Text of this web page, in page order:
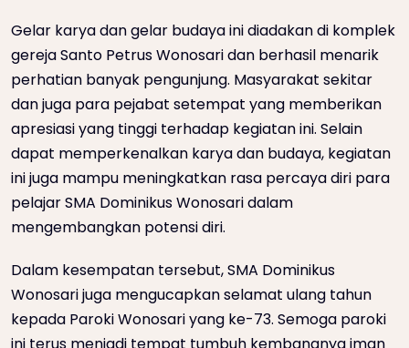
Gelar karya dan gelar budaya ini diadakan di komplek
gereja Santo Petrus Wonosari dan berhasil menarik
perhatian banyak pengunjung. Masyarakat sekitar
dan juga para pejabat setempat yang memberikan
apresiasi yang tinggi terhadap kegiatan ini. Selain
dapat memperkenalkan karya dan budaya, kegiatan
ini juga mampu meningkatkan rasa percaya diri para
pelajar SMA Dominikus Wonosari dalam
mengembangkan potensi diri.
Dalam kesempatan tersebut, SMA Dominikus
Wonosari juga mengucapkan selamat ulang tahun
kepada Paroki Wonosari yang ke-73. Semoga paroki